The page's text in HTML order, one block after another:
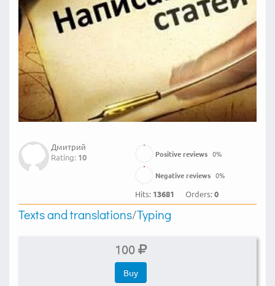
Дмитрий
Rating: 10 Positive reviews 0%
Negative reviews 0%
Hits: 13681 Orders:0
Texts and translations/Typing
100
Buy